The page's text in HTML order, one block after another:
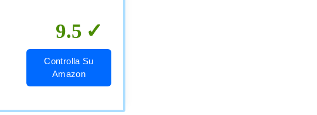
9.5
Controlla Su
Amazon